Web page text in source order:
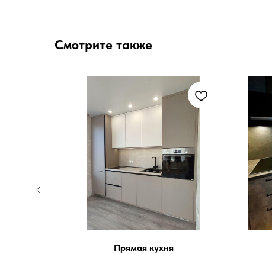
Смотрите также
Прямая кухня